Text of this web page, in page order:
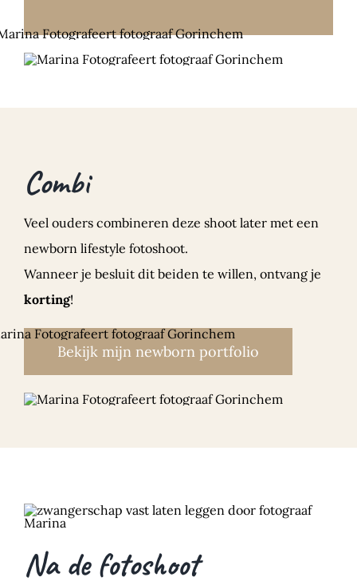
Combi
Veel ouders combineren deze shoot later met een
newborn lifestyle fotoshoot.
Wanneer je besluit dit beiden te willen, ontvang je
korting!
Bekijk mijn newborn portfolio
Na de fotoshoot